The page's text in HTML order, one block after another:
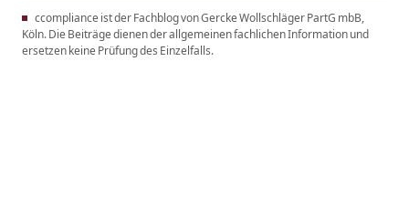
ccompliance ist der Fachblog von Gercke Wollschläger PartG mbB,
Köln. Die Beiträge dienen der allgemeinen fachlichen Information und
ersetzen keine Prüfung des Einzelfalls.